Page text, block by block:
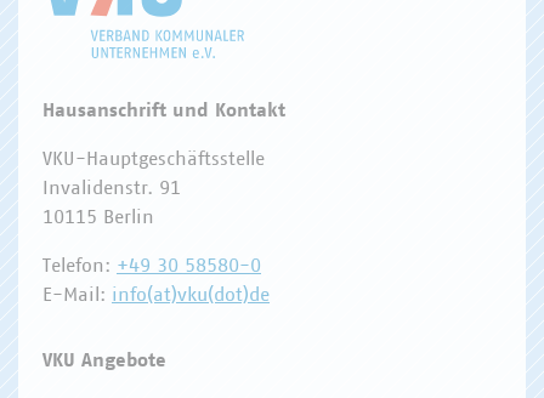
Hausanschrift und Kontakt
VKU-Hauptgeschäftsstelle
Invalidenstr. 91
10115 Berlin
Telefon: +49 30 58580-0
E-Mail: info(at)vku(dot)de
VKU Angebote